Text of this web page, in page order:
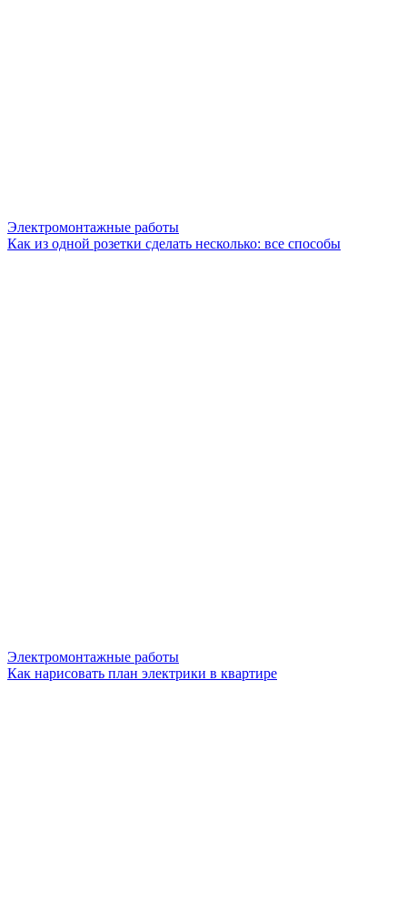
Электромонтажные работы
Как из одной розетки сделать несколько: все способы
Электромонтажные работы
Как нарисовать план электрики в квартире